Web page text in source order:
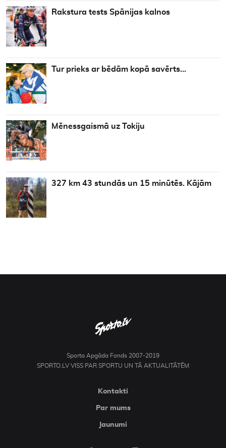
Rakstura tests Spānijas kalnos
Tur prieks ar bēdām kopā savērts…
Mēnessgaismā uz Tokiju
327 km 43 stundās un 15 minūtēs. Kājām
Sporta Apgāda Fonds 2007-2019
SPORTO.LV VISS PAR SPORTU UN TĀ AKTUALITĀTĒM
Kontakti
Par mums
Jaunumi